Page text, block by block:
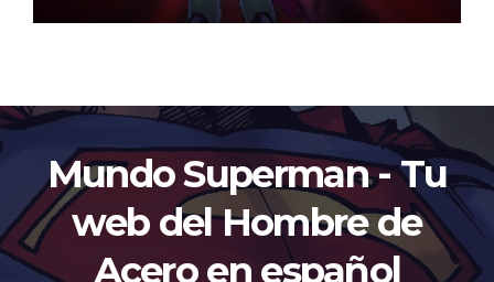
Mundo Superman - Tu
web del Hombre de
Acero en español